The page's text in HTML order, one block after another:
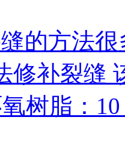
的方法
修补裂缝
树脂：